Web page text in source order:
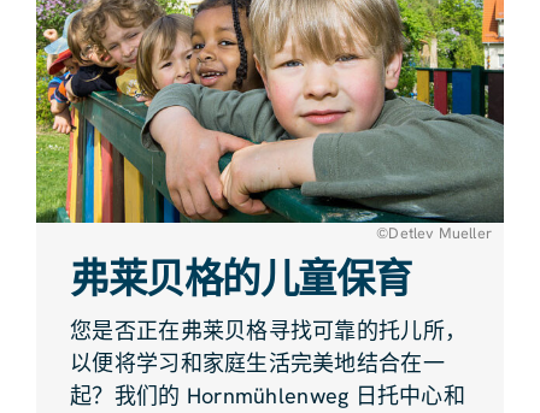
©Detlev Mueller
弗莱贝格的儿童保育
您是否正在弗莱贝格寻找可靠的托儿所，
以便将学习和家庭生活完美地结合在一
起？我们的 Hornmühlenweg 日托中心和